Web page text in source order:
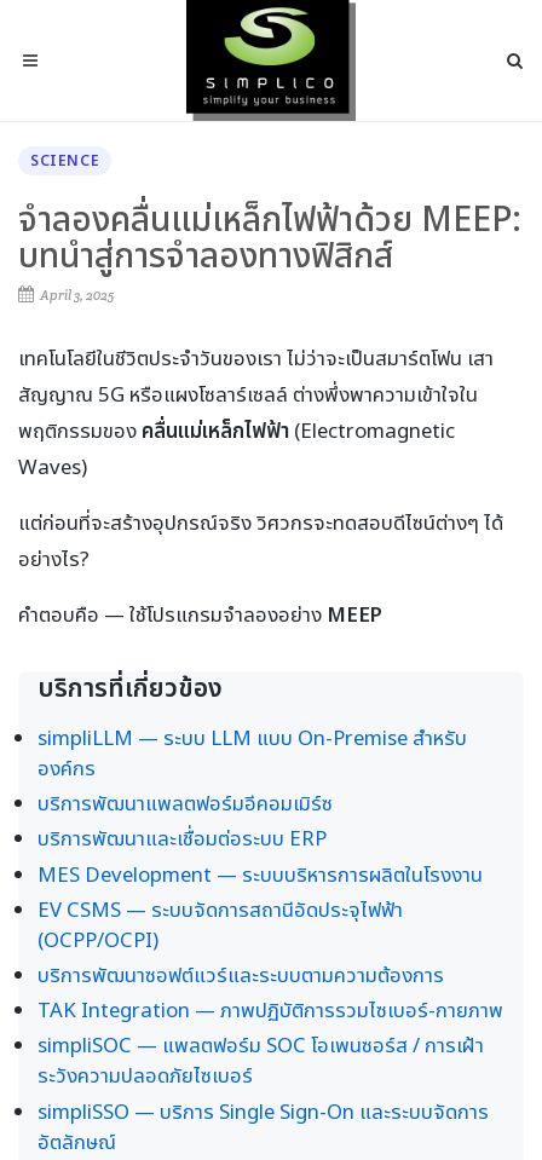
SCIENCE
จำลองคลื่นแม่เหล็กไฟฟ้าด้วย MEEP:
บทนำสู่การจำลองทางฟิสิกส์
April 3, 2025
เทคโนโลยีในชีวิตประจำวันของเรา ไม่ว่าจะเป็นสมาร์ตโฟน เสา
สัญญาณ 5G หรือแผงโซลาร์เซลล์ ต่างพึ่งพาความเข้าใจใน
พฤติกรรมของ คลื่นแม่เหล็กไฟฟ้า (Electromagnetic
Waves)
แต่ก่อนที่จะสร้างอุปกรณ์จริง วิศวกรจะทดสอบดีไซน์ต่างๆ ได้
อย่างไร?
คำตอบคือ — ใช้โปรแกรมจำลองอย่าง MEEP
บริการที่เกี่ยวข้อง
simpliLLM — ระบบ LLM แบบ On-Premise สำหรับ
องค์กร
บริการพัฒนาแพลตฟอร์มอีคอมเมิร์ซ
บริการพัฒนาและเชื่อมต่อระบบ ERP
MES Development — ระบบบริหารการผลิตในโรงงาน
EV CSMS — ระบบจัดการสถานีอัดประจุไฟฟ้า
(OCPP/OCPI)
บริการพัฒนาซอฟต์แวร์และระบบตามความต้องการ
TAK Integration — ภาพปฏิบัติการรวมไซเบอร์-กายภาพ
simpliSOC — แพลตฟอร์ม SOC โอเพนซอร์ส / การเฝ้า
ระวังความปลอดภัยไซเบอร์
simpliSSO — บริการ Single Sign-On และระบบจัดการ
อัตลักษณ์